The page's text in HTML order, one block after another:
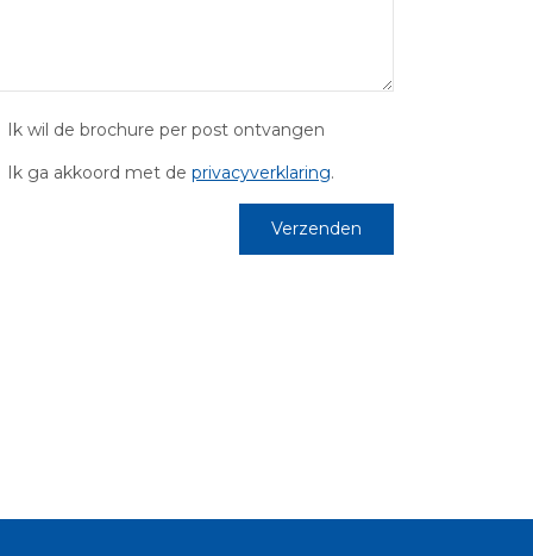
Ik wil de brochure per post ontvangen
Ik ga akkoord met de privacyverklaring.
Verzenden